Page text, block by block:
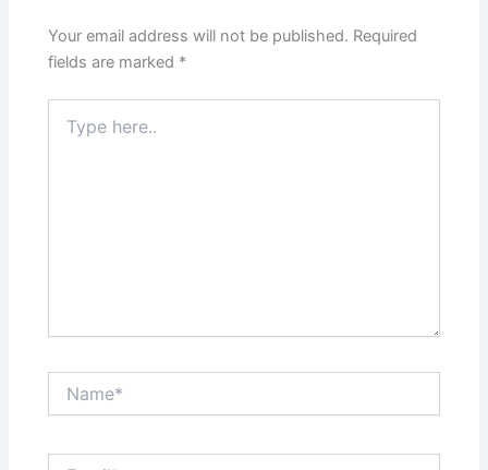
Your email address will not be published. Required
fields are marked *
here..